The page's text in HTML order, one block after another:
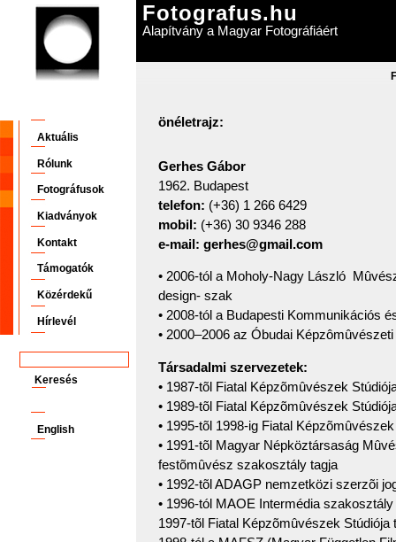
Fotografus.hu
Alapítvány a Magyar Fotográfiáért
Aktuális
Rólunk
Fotográfusok
Kiadványok
Kontakt
Támogatók
Közérdekű
Hírlevél
English
önéletrajz:
Gerhes Gábor
1962. Budapest
telefon: (+36) 1 266 6429
mobil: (+36) 30 9346 288
e-mail: gerhes@gmail.com
• 2006-tól a Moholy-Nagy László
design- szak
• 2008-tól a Budapesti Kommunikációs
• 2000–2006 az Óbudai
Társadalmi szervezetek:
• 1987-tõl Fiatal Képzõmûvészek
• 1989-tõl Fiatal Képzõmûvészek
• 1995-tõl 1998-ig Fiatal
• 1991-tõl Magyar Népköztársaság
festõmûvész szakosztály tagja
• 1992-tõl ADAGP nemzetközi szerzõi
• 1996-tól MAOE Intermédia szakosztály
1997-tõl Fiatal Képzõmûvészek Stúdiója